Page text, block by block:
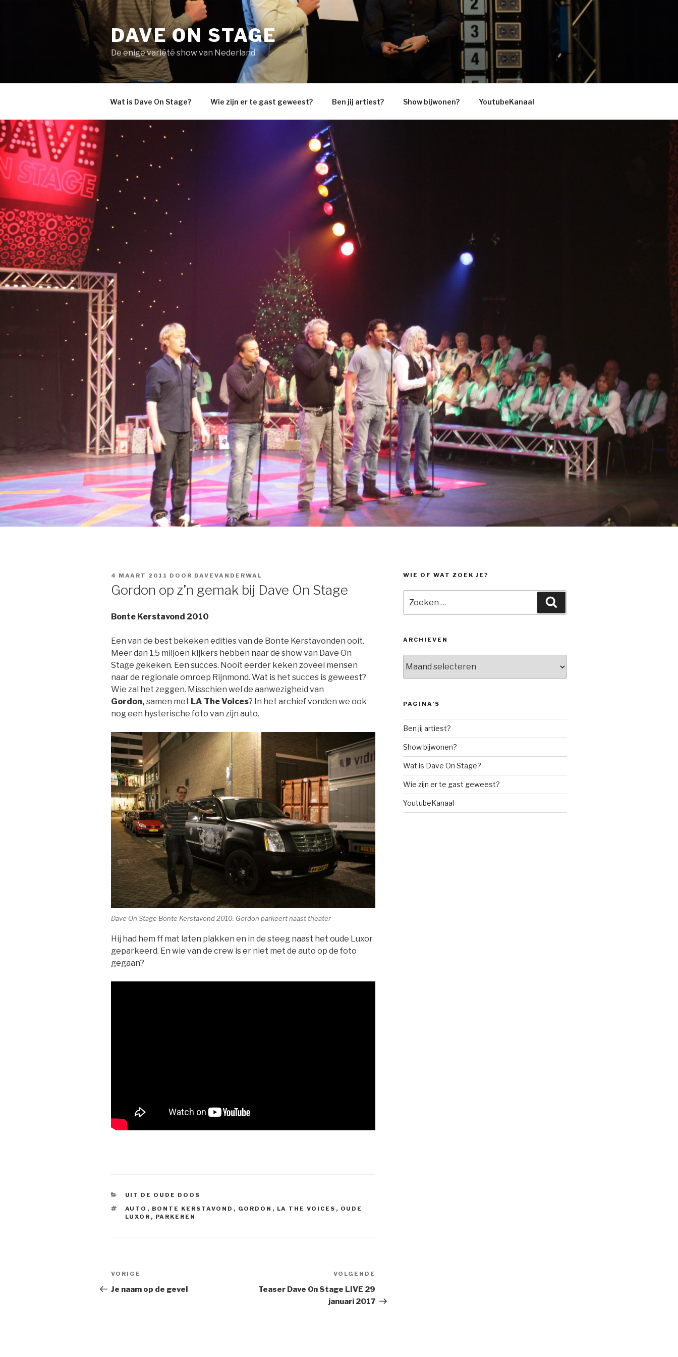
DAVE ON STAGE
De enige variété show van Nederland
Wat is Dave On Stage? Wie zijn er te gast geweest? Ben jij artiest? Show bijwonen? YoutubeKanaal
GEPLAATST
4 MAART 2011 DOOR DAVEVANDERWAL
Gordon op z’n gemak bij Dave On Stage
Bonte Kerstavond 2010
Een van de best bekeken edities van de Bonte Kerstavonden ooit.
Meer dan 1,5 miljoen kijkers hebben naar de show van Dave On
Stage gekeken. Een succes. Nooit eerder keken zoveel mensen
naar de regionale omroep Rijnmond. Wat is het succes is geweest?
Wie zal het zeggen. Misschien wel de aanwezigheid van
Gordon, samen met LA The Voices? In het archief vonden we ook
nog een hysterische foto van zijn auto.
Dave On Stage Bonte Kerstavond 2010. Gordon parkeert naast theater
Hij had hem ff mat laten plakken en in de steeg naast het oude Luxor
geparkeerd. En wie van de crew is er niet met de auto op de foto
gegaan?
CATEGORIEËN
UIT DE OUDE DOOS
TAGS
AUTO , BONTE KERSTAVOND , GORDON , LA THE VOICES , OUDE
LUXOR , PARKEREN
Bericht
navigatie
Vorig
bericht
VORIGE
Je naam op de gevel
VOLGENDE
Teaser Dave On Stage LIVE 29
januari 2017
WIE OF WAT ZOEK JE?
naar:
ARCHIEVEN
PAGINA’S
Ben jij artiest?
Show bijwonen?
Wat is Dave On Stage?
Wie zijn er te gast geweest?
YoutubeKanaal